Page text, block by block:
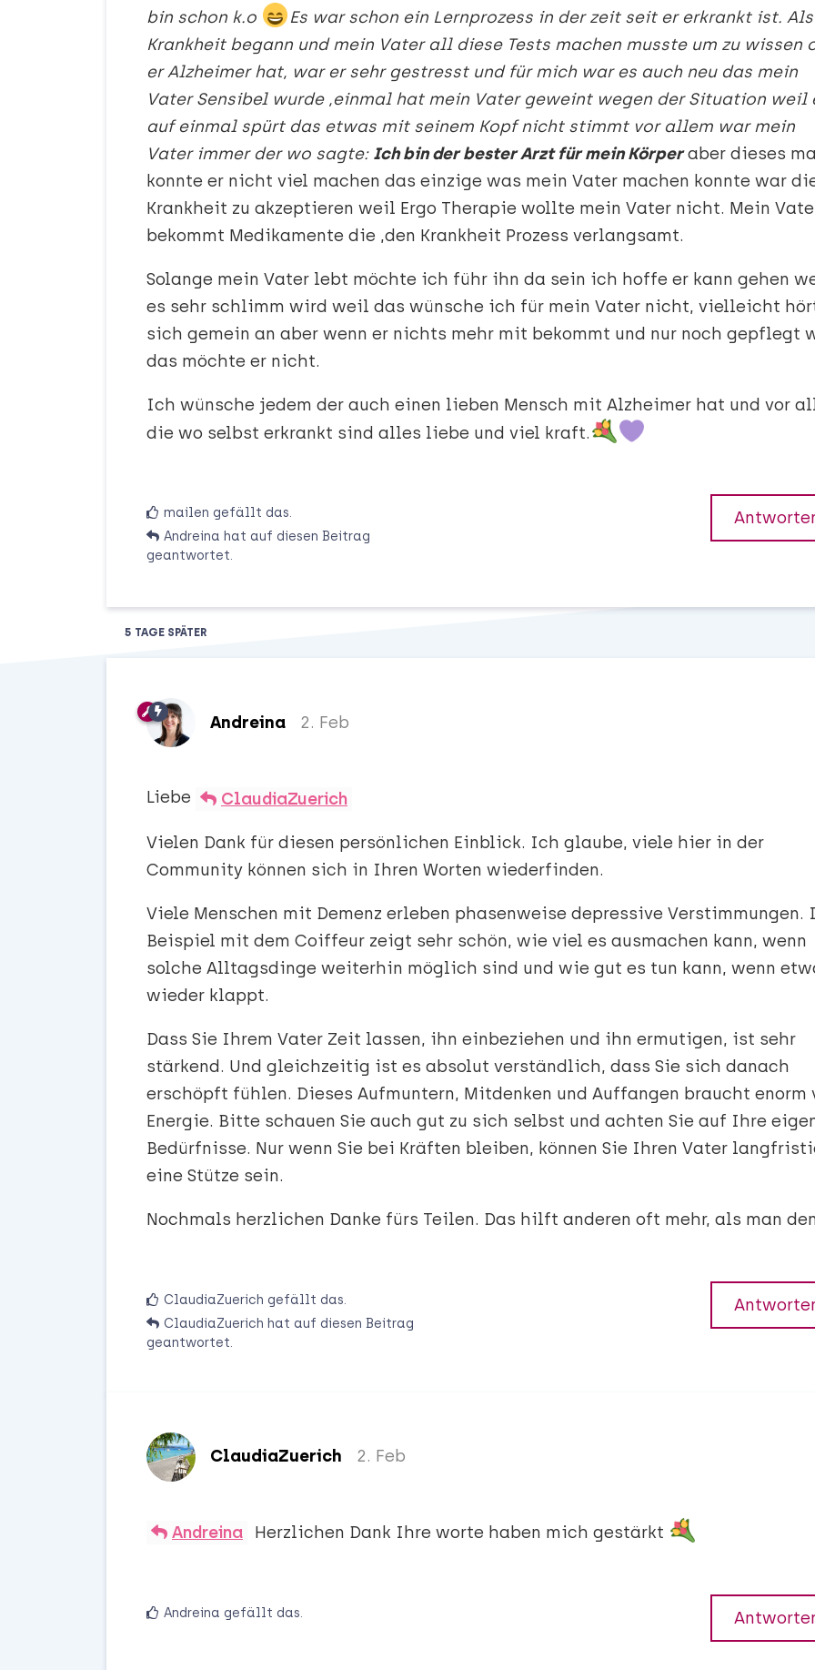
bin schon k.o
Es war schon ein Lernprozess in der zeit seit er erkrankt ist.
Krankheit begann und mein Vater all diese Tests machen musste um zu wissen
er Alzheimer hat, war er sehr gestresst und für mich war es auch neu das mein
Vater Sensibel wurde ,einmal hat mein Vater geweint wegen der Situation weil
auf einmal spürt das etwas mit seinem Kopf nicht stimmt vor allem war mein
Vater immer der wo sagte: Ich bin der bester Arzt für mein Körperaber dieses
konnte er nicht viel machen das einzige was mein Vater machen konnte war
Krankheit zu akzeptieren weil Ergo Therapie wollte mein Vater nicht. Mein
bekommt Medikamente die ,den Krankheit Prozess verlangsamt.
Solange mein Vater lebt möchte ich führ ihn da sein ich hoffe er kann gehen
es sehr schlimm wird weil das wünsche ich für mein Vater nicht, vielleicht
sich gemein an aber wenn er nichts mehr mit bekommt und nur noch gepflegt
das möchte er nicht.
Ich wünsche jedem der auch einen lieben Mensch mit Alzheimer hat und vor
die wo selbst erkrankt sind alles liebe und viel kraft.
mailen gefällt das.
Andreina hat auf diesen Beitrag
geantwortet.
5 TAGE SPÄTER
Andreina 2. Feb
Liebe ClaudiaZuerich
Vielen Dank für diesen persönlichen Einblick. Ich glaube, viele hier in der
Community können sich in Ihren Worten wiederfinden.
Viele Menschen mit Demenz erleben phasenweise depressive Verstimmungen.
Beispiel mit dem Coiffeur zeigt sehr schön, wie viel es ausmachen kann, wenn
solche Alltagsdinge weiterhin möglich sind und wie gut es tun kann, wenn
wieder klappt.
Dass Sie Ihrem Vater Zeit lassen, ihn einbeziehen und ihn ermutigen, ist sehr
stärkend. Und gleichzeitig ist es absolut verständlich, dass Sie sich danach
erschöpft fühlen. Dieses Aufmuntern, Mitdenken und Auffangen braucht enorm
Energie. Bitte schauen Sie auch gut zu sich selbst und achten Sie auf Ihre
Bedürfnisse. Nur wenn Sie bei Kräften bleiben, können Sie Ihren Vater
eine Stütze sein.
Nochmals herzlichen Danke fürs Teilen. Das hilft anderen oft mehr, als man
ClaudiaZuerich gefällt das.
ClaudiaZuerich hat auf diesen Beitrag
geantwortet.
ClaudiaZuerich 2. Feb
Andreina Herzlichen Dank Ihre worte haben mich gestärkt
Andreina gefällt das.